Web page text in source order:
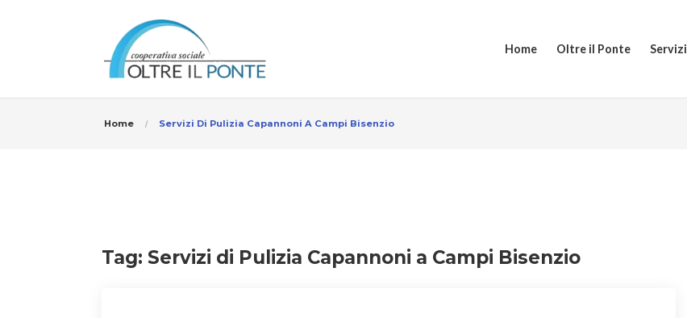
Home Oltre il Ponte Servizi
Home Servizi Di Pulizia Capannoni A Campi Bisenzio
Tag: Servizi di Pulizia Capannoni a Campi Bisenzio